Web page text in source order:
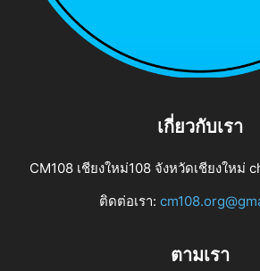
เกี่ยวกับเรา
CM108 เชียงใหม่108 จังหวัดเชียงใหม่
ติดต่อเรา:
ตามเรา